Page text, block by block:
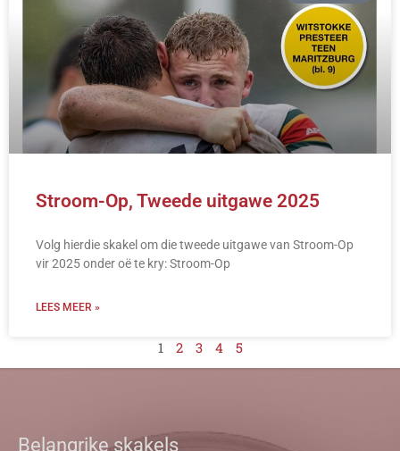
Stroom-Op, Tweede uitgawe 2025
Volg hierdie skakel om die tweede uitgawe van Stroom-Op
vir 2025 onder oë te kry: Stroom-Op
LEES MEER »
1 2 3 4 5
Belangrike skakels